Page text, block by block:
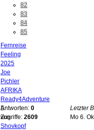
82
83
84
85
Fernreise
Feeling
2025
Joe
Pichler
AFRIKA
Ready4Adventure
von
Shovkopf
Antworten: 0
Zugriffe: 2609
Letzter
Mo 6.